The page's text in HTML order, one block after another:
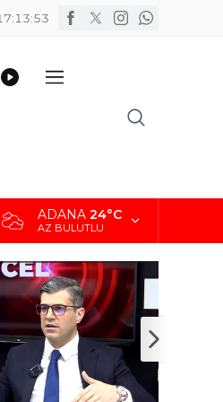
ADANA 24°C
AZ BULUTLU